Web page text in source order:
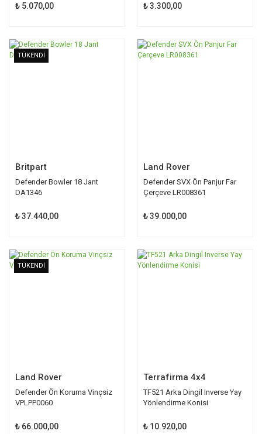
₺ 5.070,00 ₺ 3.300,00
TÜKENDİ
Britpart
Defender Bowler 18 Jant
DA1346
₺ 37.440,00
TÜKENDİ
Land Rover
Defender SVX Ön Panjur Far
Çerçeve LR008361
₺ 39.000,00
TÜKENDİ
Land Rover
Defender Ön Koruma Vinçsiz
VPLPP0060
₺ 66.000,00
Terrafirma 4x4
TF521 Arka Dingil Inverse Yay
Yönlendirme Konisi
₺ 10.920,00